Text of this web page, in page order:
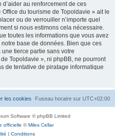
au renforcement de ces
du tourisme de Topoldavie » ait le
ou de verrouiller n’importe quel
si nous estimons cela nécessaire.
toutes les informations que vous avez
base de données. Bien que ces
tierce partie sans votre
Topoldavie », ni phpBB, ne pourront
de tentative de piratage informatique
Fuseau horaire sur UTC+02:00
les cookies
Software © phpBB Limited
officielle ©Miles Cellar
| Conditions